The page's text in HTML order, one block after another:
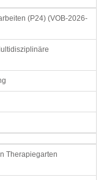
(P24) (VOB-2026-
Therapiegarten